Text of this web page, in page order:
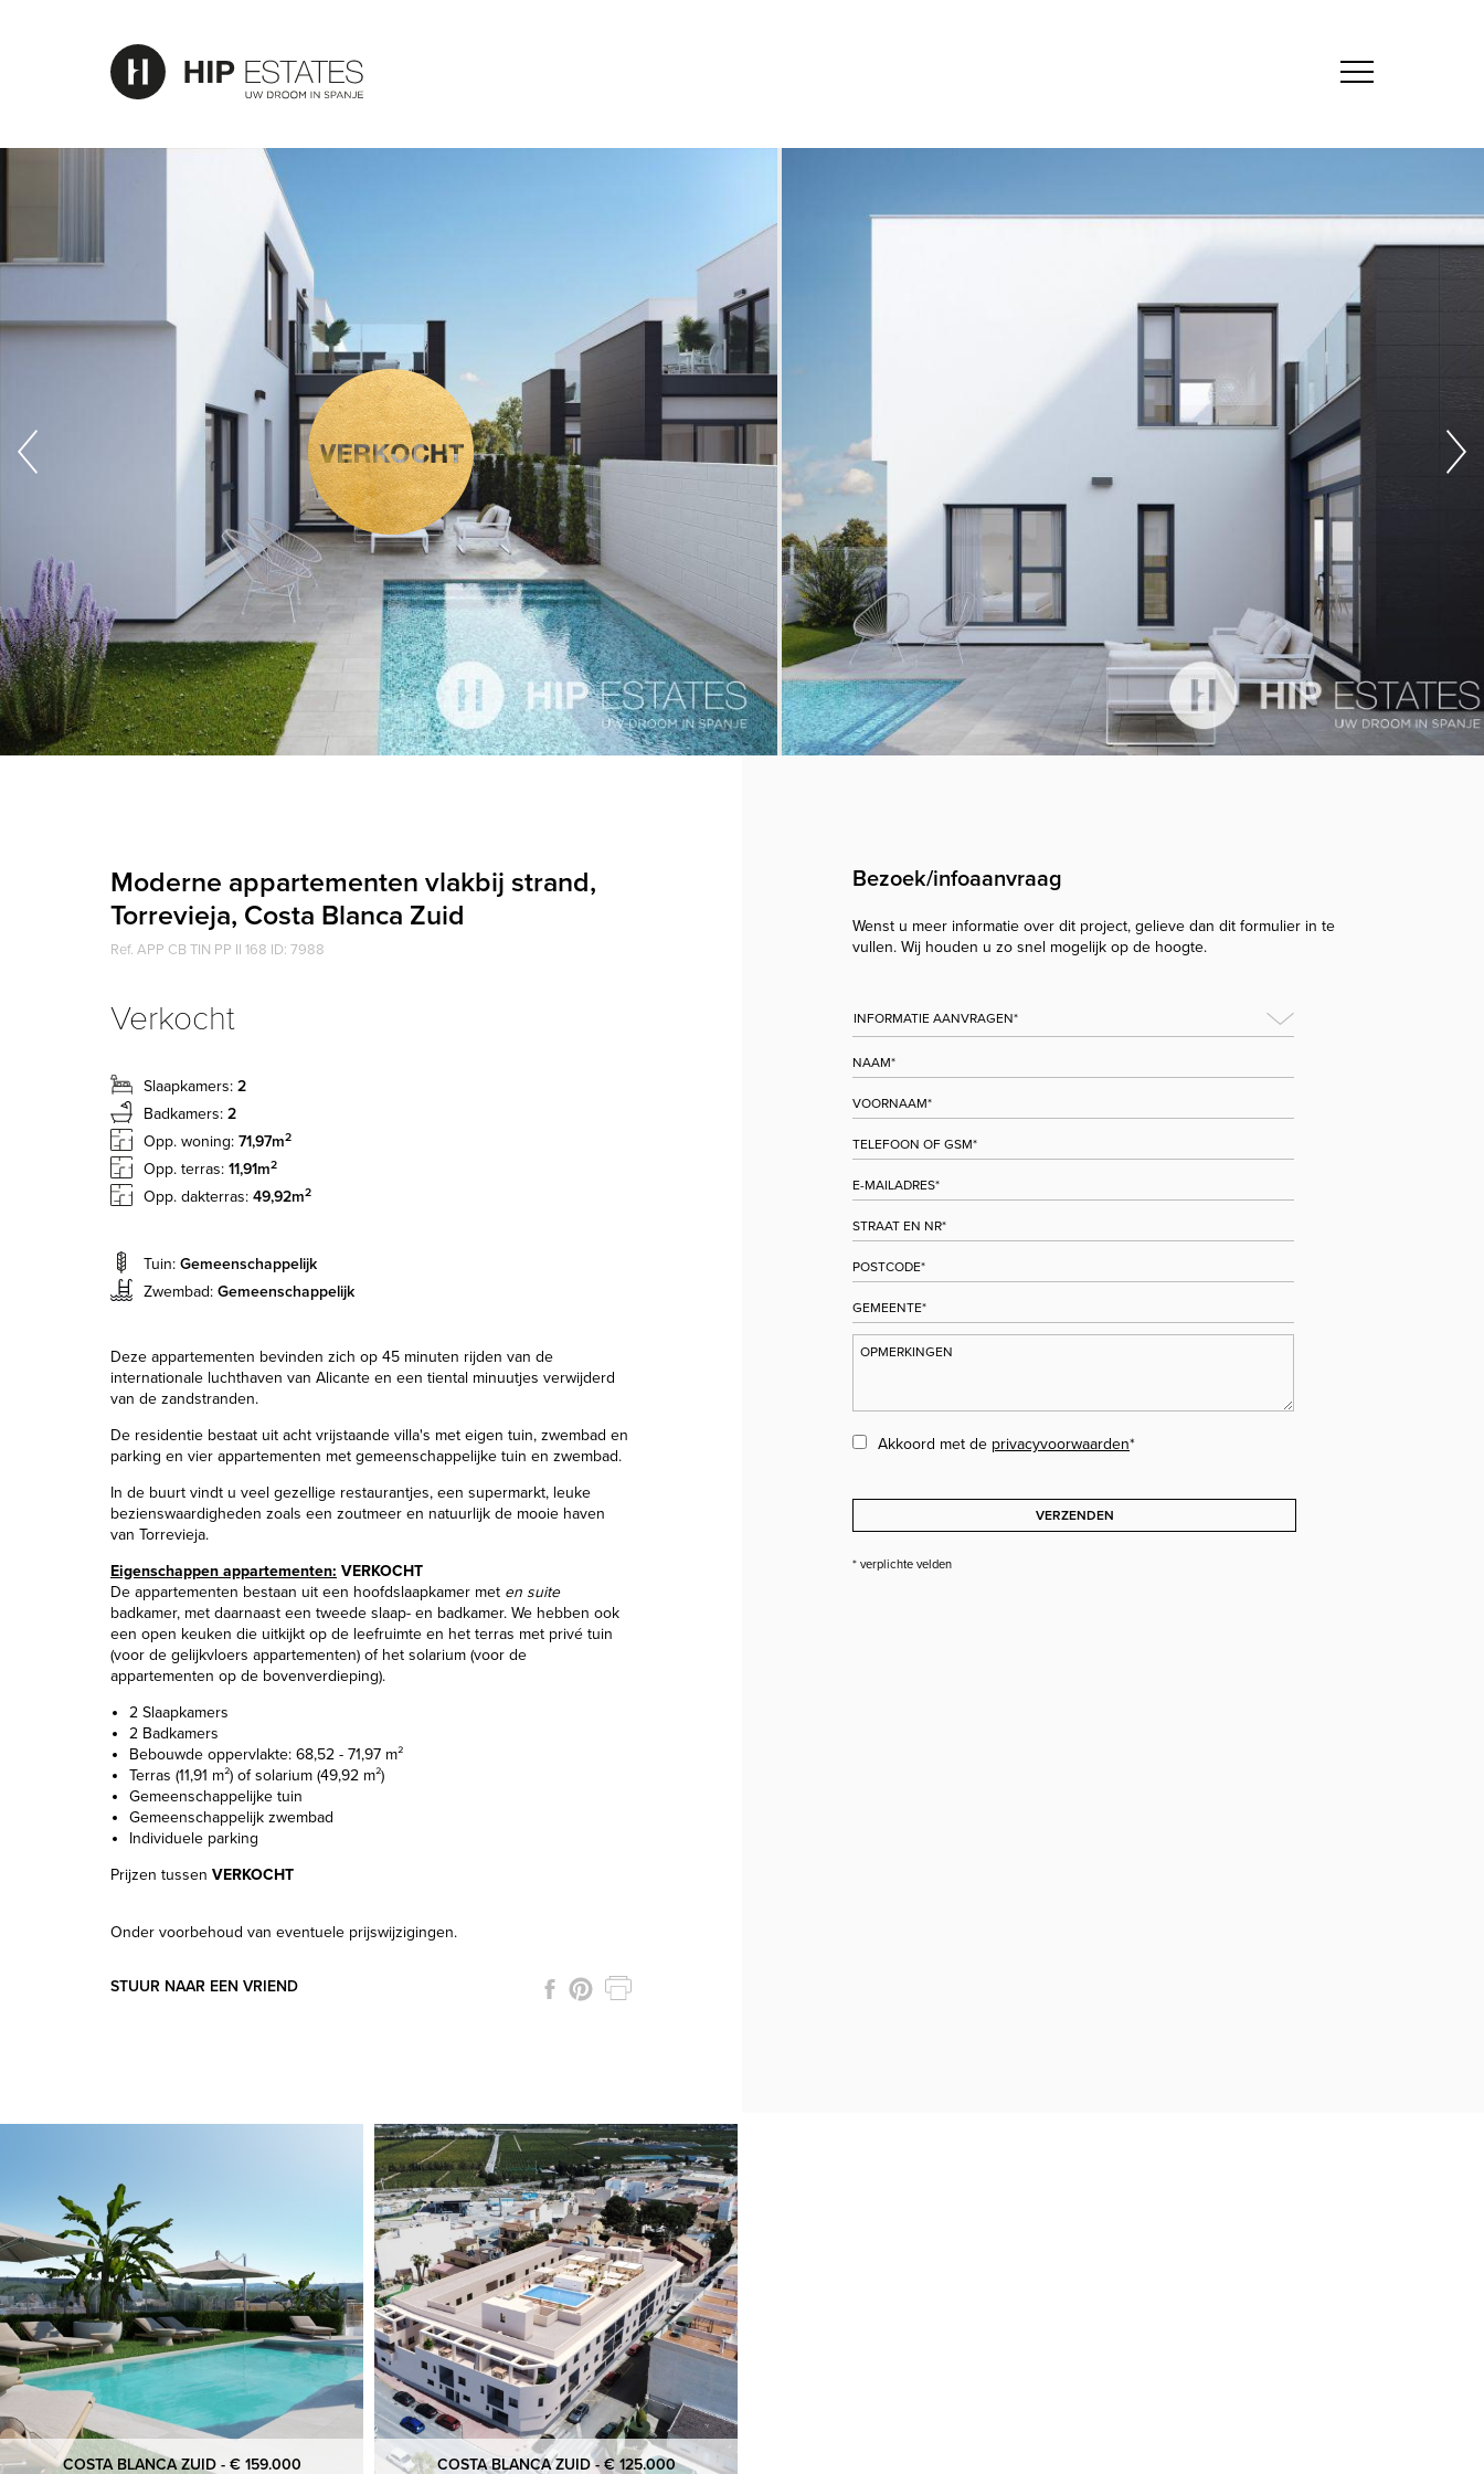
Moderne appartementen vlakbij strand,
Torrevieja, Costa Blanca Zuid
Ref. APP CB TIN PP II 168 ID: 7988
Verkocht
Slaapkamers: 2
Badkamers: 2
Opp. woning: 71,97m2
Opp. terras: 11,91m2
Opp. dakterras: 49,92m2
Tuin: Gemeenschappelijk
Zwembad: Gemeenschappelijk
Deze appartementen bevinden zich op 45 minuten rijden van de
internationale luchthaven van Alicante en een tiental minuutjes verwijderd
van de zandstranden.
De residentie bestaat uit acht vrijstaande villa's met eigen tuin, zwembad en
parking en vier appartementen met gemeenschappelijke tuin en zwembad.
In de buurt vindt u veel gezellige restaurantjes, een supermarkt, leuke
bezienswaardigheden zoals een zoutmeer en natuurlijk de mooie haven
van Torrevieja.
Eigenschappen appartementen: VERKOCHT
De appartementen bestaan uit een hoofdslaapkamer met en suite
badkamer, met daarnaast een tweede slaap- en badkamer. We hebben ook
een open keuken die uitkijkt op de leefruimte en het terras met privé tuin
(voor de gelijkvloers appartementen) of het solarium (voor de
appartementen op de bovenverdieping).
2 Slaapkamers
2 Badkamers
Bebouwde oppervlakte: 68,52 - 71,97 m²
Terras (11,91 m²) of solarium (49,92 m²)
Gemeenschappelijke tuin
Gemeenschappelijk zwembad
Individuele parking
Prijzen tussen VERKOCHT
Onder voorbehoud van eventuele prijswijzigingen.
STUUR NAAR EEN VRIEND
Bezoek/infoaanvraag
Wenst u meer informatie over dit project, gelieve dan dit formulier in te
vullen. Wij houden u zo snel mogelijk op de hoogte.
Akkoord met de privacyvoorwaarden*
VERZENDEN
* verplichte velden
COSTA BLANCA ZUID - € 159.000 COSTA BLANCA ZUID - € 125.000